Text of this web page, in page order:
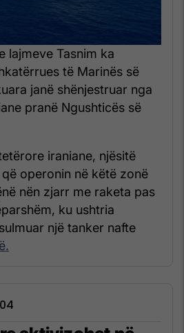
lajmeve Tasnim ka
të Marinës së
janë shënjestruar nga
pranë Ngushticës së
iraniane, njësitë
operonin në këtë zonë
nën zjarr me raketa pas
ku ushtria
një tanker nafte